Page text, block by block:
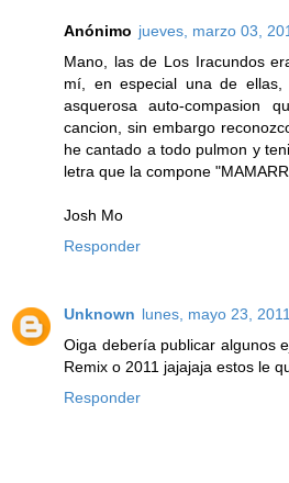
Anónimo jueves, marzo 03,
Mano, las de Los Iracundos
mí, en especial una de
asquerosa auto-compasion
cancion, sin embargo
he cantado a todo pulmon y
letra que la compone
Josh Mo
Responder
Unknown lunes, mayo 23,
Oiga debería publicar algunos
Remix o 2011 jajajaja estos le
Responder